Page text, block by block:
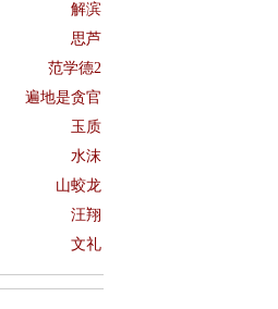
解滨
思芦
范学德2
遍地是贪官
玉质
水沫
山蛟龙
汪翔
文礼